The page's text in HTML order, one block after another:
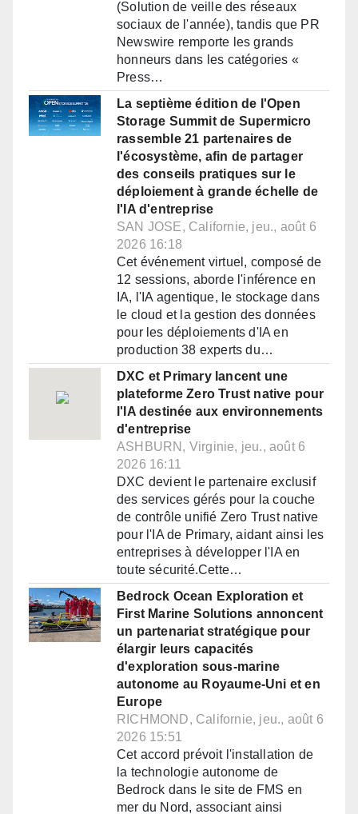
(Solution de veille des réseaux
sociaux de l'année), tandis que PR
Newswire remporte les grands
honneurs dans les catégories «
Press…
La septième édition de l'Open
Storage Summit de Supermicro
rassemble 21 partenaires de
l'écosystème, afin de partager
des conseils pratiques sur le
déploiement à grande échelle de
l'IA d'entreprise
SAN JOSE, Californie, jeu., août 6
2026 16:18
Cet événement virtuel, composé de
12 sessions, aborde l'inférence en
IA, l'IA agentique, le stockage dans
le cloud et la gestion des données
pour les déploiements d'IA en
production 38 experts du…
DXC et Primary lancent une
plateforme Zero Trust native pour
l'IA destinée aux environnements
d'entreprise
ASHBURN, Virginie, jeu., août 6
2026 16:11
DXC devient le partenaire exclusif
des services gérés pour la couche
de contrôle unifié Zero Trust native
pour l'IA de Primary, aidant ainsi les
entreprises à développer l'IA en
toute sécurité.Cette…
Bedrock Ocean Exploration et
First Marine Solutions annoncent
un partenariat stratégique pour
élargir leurs capacités
d'exploration sous-marine
autonome au Royaume-Uni et en
Europe
RICHMOND, Californie, jeu., août 6
2026 15:51
Cet accord prévoit l'installation de
la technologie autonome de
Bedrock dans le site de FMS en
mer du Nord, associant ainsi